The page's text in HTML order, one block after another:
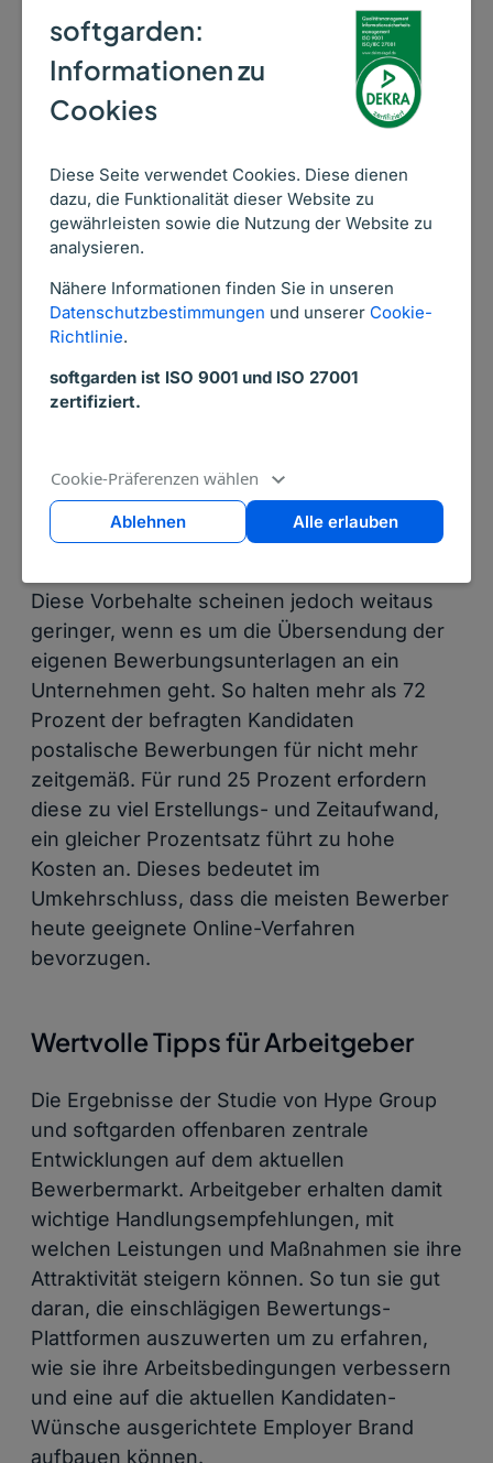
softgarden:
Informationen zu
Cookies
Diese Seite verwendet Cookies. Diese dienen
dazu, die Funktionalität dieser Website zu
gewährleisten sowie die Nutzung der Website zu
analysieren.
Nähere Informationen finden Sie in unseren
Datenschutzbestimmungen und unserer Cookie-
Richtlinie.
softgarden ist ISO 9001 und ISO 27001
zertifiziert.
Cookie-Präferenzen wählen
Ablehnen Alle erlauben
und 3 folgen LinkedIn (34,4 Prozent) und
Facebook (11,58 Prozent), der Rest verteilt
sich auf sonstige soziale Medien. Dabei
waren Mehrfachnennungen möglich.
Dass gerade im beruflichen Umfeld höchster
Wert auf Diskretion gelegt wird, zeigt ein
weiteres Studienergebnis zur Nutzung des
Messenger-Dienstes WhatsApp. So lehnen
es fast 60 Prozent der Bewerberinnen und
Bewerber ab, über diese App von einem
Arbeitgeber über Vakanzen informiert zu
werden. Mehr als 78 Prozent von ihnen
geben als Grund dafür an, ihre Privatsphäre
Bye, bye, Bewerbung per Post!
Diese Vorbehalte scheinen jedoch weitaus
geringer, wenn es um die Übersendung der
eigenen Bewerbungsunterlagen an ein
Unternehmen geht. So halten mehr als 72
Prozent der befragten Kandidaten
postalische Bewerbungen für nicht mehr
zeitgemäß. Für rund 25 Prozent erfordern
diese zu viel Erstellungs- und Zeitaufwand,
ein gleicher Prozentsatz führt zu hohe
Kosten an. Dieses bedeutet im
Umkehrschluss, dass die meisten Bewerber
heute geeignete Online-Verfahren
bevorzugen.
Wertvolle Tipps für Arbeitgeber
Die Ergebnisse der Studie von Hype Group
und softgarden offenbaren zentrale
Entwicklungen auf dem aktuellen
Bewerbermarkt. Arbeitgeber erhalten damit
wichtige Handlungsempfehlungen, mit
welchen Leistungen und Maßnahmen sie ihre
Attraktivität steigern können. So tun sie gut
daran, die einschlägigen Bewertungs-
Plattformen auszuwerten um zu erfahren,
wie sie ihre Arbeitsbedingungen verbessern
und eine auf die aktuellen Kandidaten-
Wünsche ausgerichtete Employer Brand
aufbauen können.